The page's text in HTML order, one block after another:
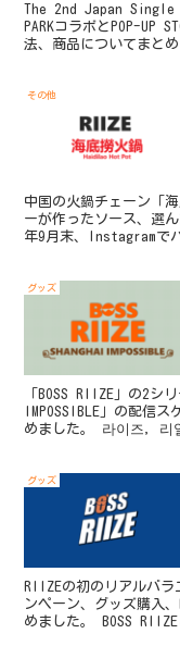
The 2nd Japan Single
PARKコラボとPOP-UP
法、商品についてまと
その他
中国の火鍋チェーン「
ーが作ったソース、選
年9月末、Instagramで
グッズ
「BOSS RIIZE」の2シ
IMPOSSIBLE」の配信
めました。 라이즈,
グッズ
RIIZEの初のリアルバラ
ンペーン、グッズ購入
めました。 BOSS